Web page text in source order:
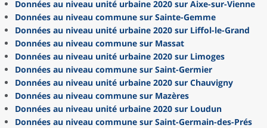
Données au niveau unité urbaine 2020 sur Aixe-sur-Vienne
Données au niveau commune sur Sainte-Gemme
Données au niveau unité urbaine 2020 sur Liffol-le-Grand
Données au niveau commune sur Massat
Données au niveau unité urbaine 2020 sur Limoges
Données au niveau commune sur Saint-Germier
Données au niveau unité urbaine 2020 sur Chauvigny
Données au niveau commune sur Mazères
Données au niveau unité urbaine 2020 sur Loudun
Données au niveau commune sur Saint-Germain-des-Prés